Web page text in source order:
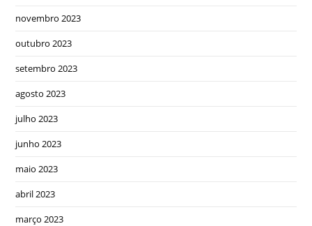
novembro 2023
outubro 2023
setembro 2023
agosto 2023
julho 2023
junho 2023
maio 2023
abril 2023
março 2023